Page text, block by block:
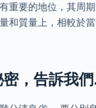
重要的地位，其周
和質量上，相較於
密，告訴我